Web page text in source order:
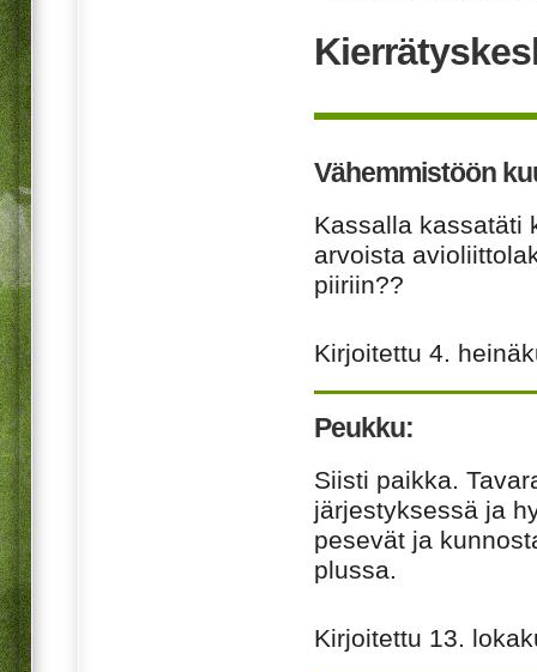
Vähemmistöön
Kassalla kassatäti
arvoista
piiriin??
Kirjoitettu 4.
Peukku:
Siisti paikka.
järjestyksessä ja
pesevät ja
plussa.
Kirjoitettu 13.